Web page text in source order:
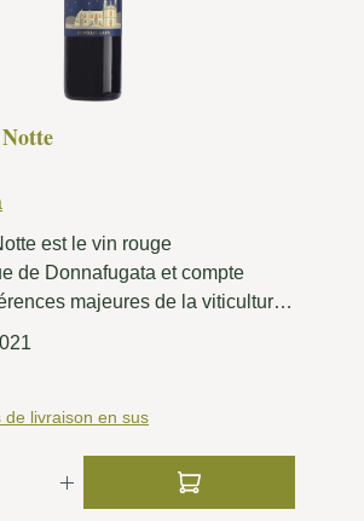
est le vin rouge
de Donnafugata et compte
majeures de la viticulture
Nero d’Avola forme le cœur de la
vin complexe et de grande
puissance méditerranéenne
de la mûre et de la prune,
de nuances balsamiques,
de livraison en sus
de produit : Entrez la